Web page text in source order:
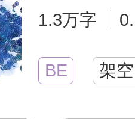
1.3万字
BE 架空